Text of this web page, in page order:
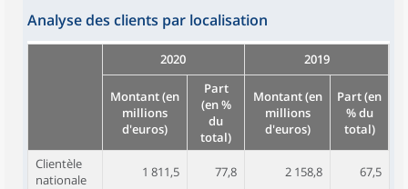
Analyse des clients par localisation
2020 2019
Montant (en
millions
d'euros)
Part
(en %
du
total)
Montant (en
millions
d'euros)
Part (en
% du
total)
Clientèle
nationale
1 811,5 77,8 2 158,8 67,5